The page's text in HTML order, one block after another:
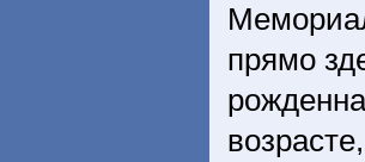
прямо